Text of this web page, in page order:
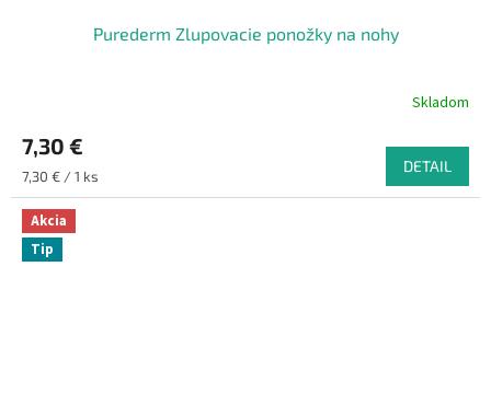
Purederm Zlupovacie ponožky na nohy
Skladom
7,30 €
Jednotková
cena:
7,30 € / 1 ks
DETAIL
Akcia
Tip